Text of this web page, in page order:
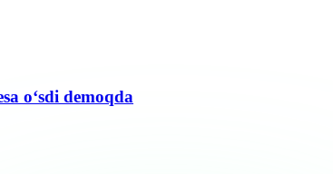
o‘sdi demoqda